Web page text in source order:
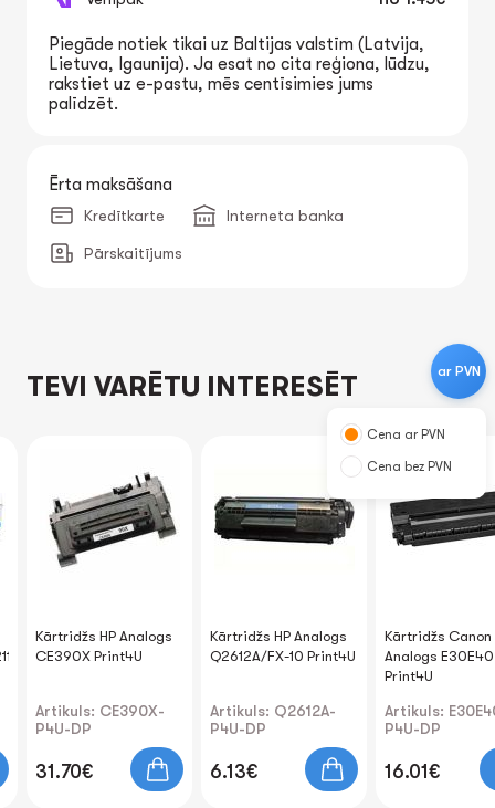
Piegāde notiek tikai uz Baltijas valstīm (Latvija,
Lietuva, Igaunija). Ja esat no cita reģiona, lūdzu,
rakstiet uz e-pastu, mēs centīsimies jums
palīdzēt.
Ērta maksāšana
Kredītkarte Interneta banka
Pārskaitījums
TEVI VARĒTU INTERESĒT
CRG716
Kārtridžs HP Analogs
CE390X Print4U
Artikuls: CE390X-
P4U-DP
31.70€
Kārtridžs HP Analogs
Q2612A/FX-10 Print4U
Artikuls: Q2612A-
P4U-DP
6.13€
Kārtridžs Canon
Analogs E30E40
Print4U
Artikuls:
P4U-DP
16.01€
ar PVN
Cena ar PVN
Cena bez PVN